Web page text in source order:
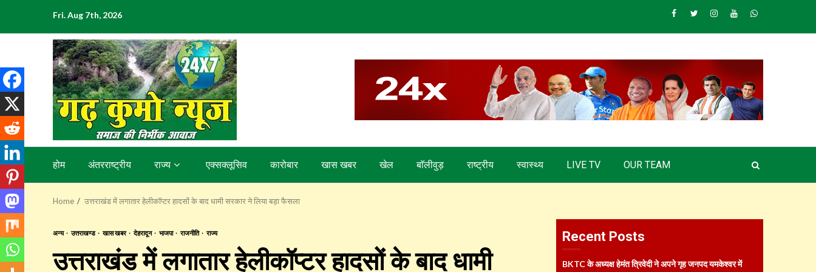
content
Fri. Aug 7th, 2026 Facebook
TwitterInstagram
YoutubeWhatsapp
होम अंतरराष्ट्रीय राज्य एक्सक्लूसिव कारोबार खास खबर खेल बाॅलीवुड़ राष्ट्रीय स्वास्थ्य LIVE TV OUR TEAM
Home उत्तराखंड में लगातार हेलीकॉप्टर हादसों के बाद धामी सरकार ने लिया बड़ा फैसला
अन्य उत्तराखण्ड खास खबर देहरादून भाजपा राजनीति राज्य
उत्तराखंड में लगातार हेलीकॉप्टर हादसों के बाद धामी
Recent Posts
BKTC के अध्यक्ष हेमंत त्रिवेदी ने अपने गृह जनपद यमकेश्वर में